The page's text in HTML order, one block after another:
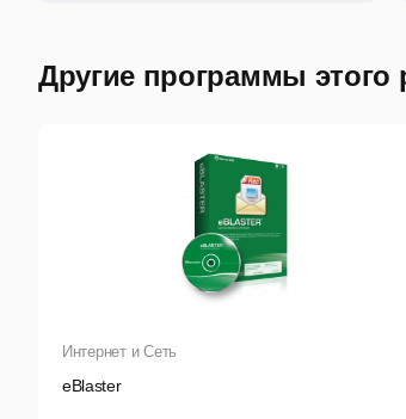
Другие программы этого
Интернет и Сеть
eBlaster